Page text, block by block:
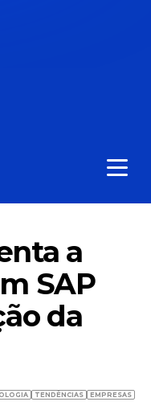
a
SAP
da
TENDÊNCIAS EMPRESAS